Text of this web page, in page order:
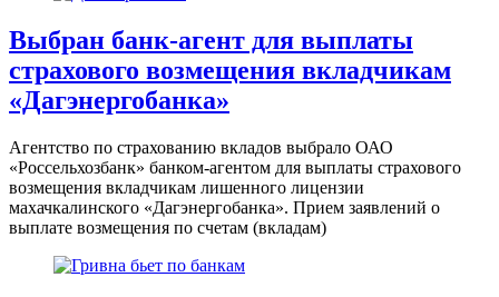
Выбран банк-агент для выплаты
страхового возмещения вкладчикам
«Дагэнергобанка»
Агентство по страхованию вкладов выбрало ОАО
«Россельхозбанк» банком-агентом для выплаты страхового
возмещения вкладчикам лишенного лицензии
махачкалинского «Дагэнергобанка». Прием заявлений о
выплате возмещения по счетам (вкладам)